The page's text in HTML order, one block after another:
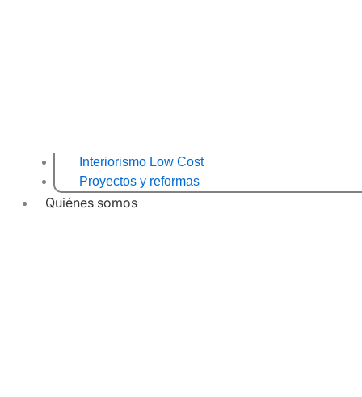
Interiorismo Low Cost
Proyectos y reformas
Quiénes somos